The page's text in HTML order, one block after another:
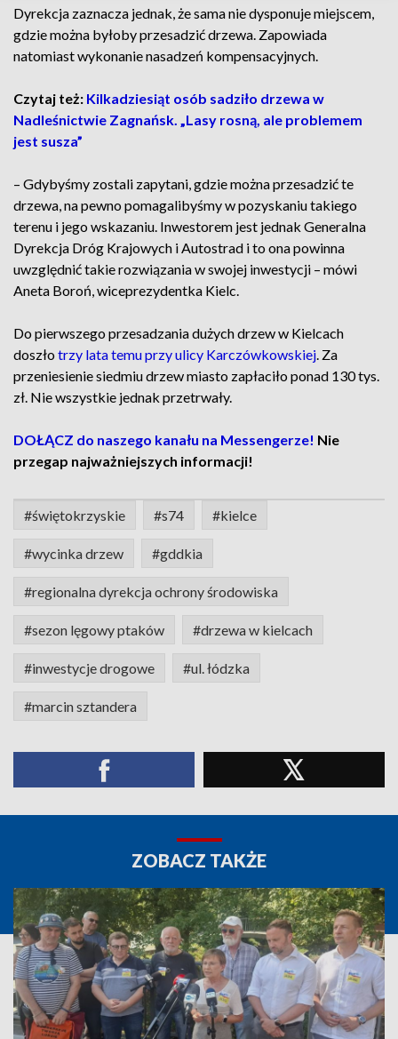
Dyrekcja zaznacza jednak, że sama nie dysponuje miejscem,
gdzie można byłoby przesadzić drzewa. Zapowiada
natomiast wykonanie nasadzeń kompensacyjnych.
Czytaj też: Kilkadziesiąt osób sadziło drzewa w
Nadleśnictwie Zagnańsk. „Lasy rosną, ale problemem
jest susza”
– Gdybyśmy zostali zapytani, gdzie można przesadzić te
drzewa, na pewno pomagalibyśmy w pozyskaniu takiego
terenu i jego wskazaniu. Inwestorem jest jednak Generalna
Dyrekcja Dróg Krajowych i Autostrad i to ona powinna
uwzględnić takie rozwiązania w swojej inwestycji – mówi
Aneta Boroń, wiceprezydentka Kielc.
Do pierwszego przesadzania dużych drzew w Kielcach
doszło trzy lata temu przy ulicy Karczówkowskiej. Za
przeniesienie siedmiu drzew miasto zapłaciło ponad 130 tys.
zł. Nie wszystkie jednak przetrwały.
DOŁĄCZ do naszego kanału na Messengerze! Nie
przegap najważniejszych informacji!
#świętokrzyskie #s74 #kielce
#wycinka drzew #gddkia
#regionalna dyrekcja ochrony środowiska
#sezon lęgowy ptaków #drzewa w kielcach
#inwestycje drogowe #ul. łódzka
#marcin sztandera
ZOBACZ TAKŻE